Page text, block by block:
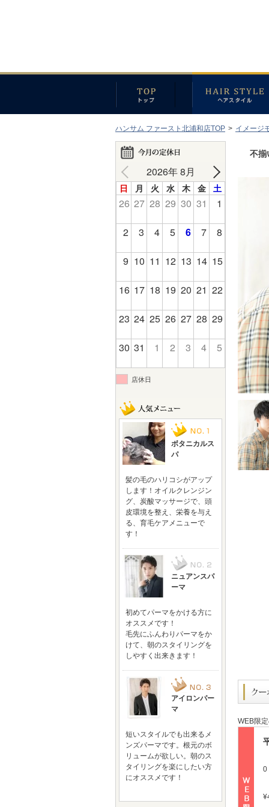
ハンサム ファースト北浦和店TOP > イメージ
不揃
WEB限
0
2026年 8月
日 月 火 水 木 金 土
26 27 28 29 30 31 1
2 3 4 5 6 7 8
9 10 11 12 13 14 15
16 17 18 19 20 21 22
23 24 25 26 27 28 29
30 31 1 2 3 4 5
店休日
ボタニカルス
パ
髪の毛のハリコシがアップ
します！オイルクレンジン
グ、炭酸マッサージで、頭
皮環境を整え、栄養を与え
る、育毛ケアメニューで
す！
ニュアンスパ
ーマ
初めてパーマをかける方に
オススメです！
毛先にふんわりパーマをか
けて、朝のスタイリングを
しやすく出来きます！
アイロンパー
マ
短いスタイルでも出来るメ
ンズパーマです。根元のボ
リュームが欲しい。朝のス
タイリングを楽にしたい方
にオススメです！